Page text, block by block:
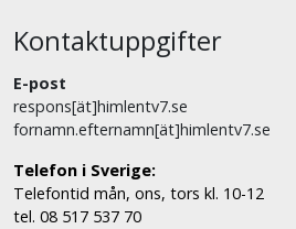
Kontaktuppgifter
E-post
respons[ät]himlentv7.se
fornamn.efternamn[ät]himlentv7.se
Telefon i Sverige:
Telefontid mån, ons, tors kl. 10-12
tel. 08 517 537 70